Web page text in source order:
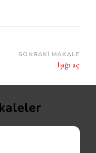
SONRAKI MAKALE
Işığı aç